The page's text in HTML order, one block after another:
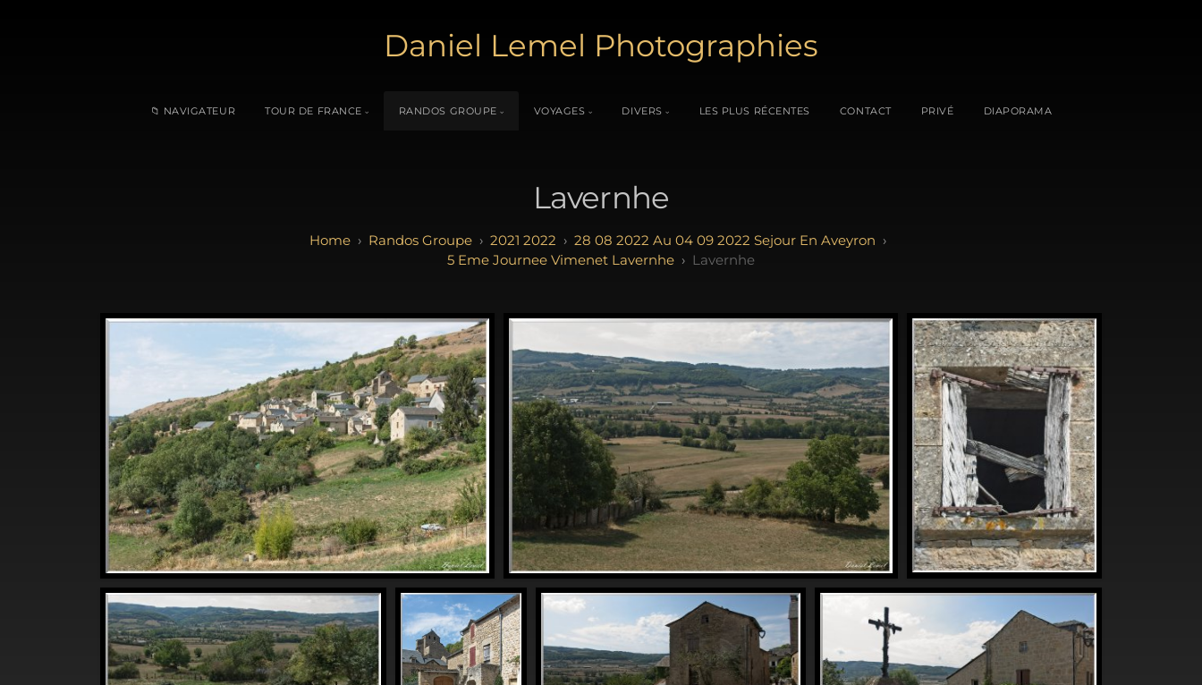
Daniel Lemel Photographies
📁 NAVIGATEUR TOUR DE FRANCE RANDOS GROUPE VOYAGES DIVERS LES PLUS RÉCENTES CONTACT PRIVÉ DIAPORAMA
Lavernhe
Randos Groupe 2021 2022
28 08 2022 Au 04 09 2022 Sejour En Aveyron
5 Eme Journee Vimenet Lavernhe
Lavernhe